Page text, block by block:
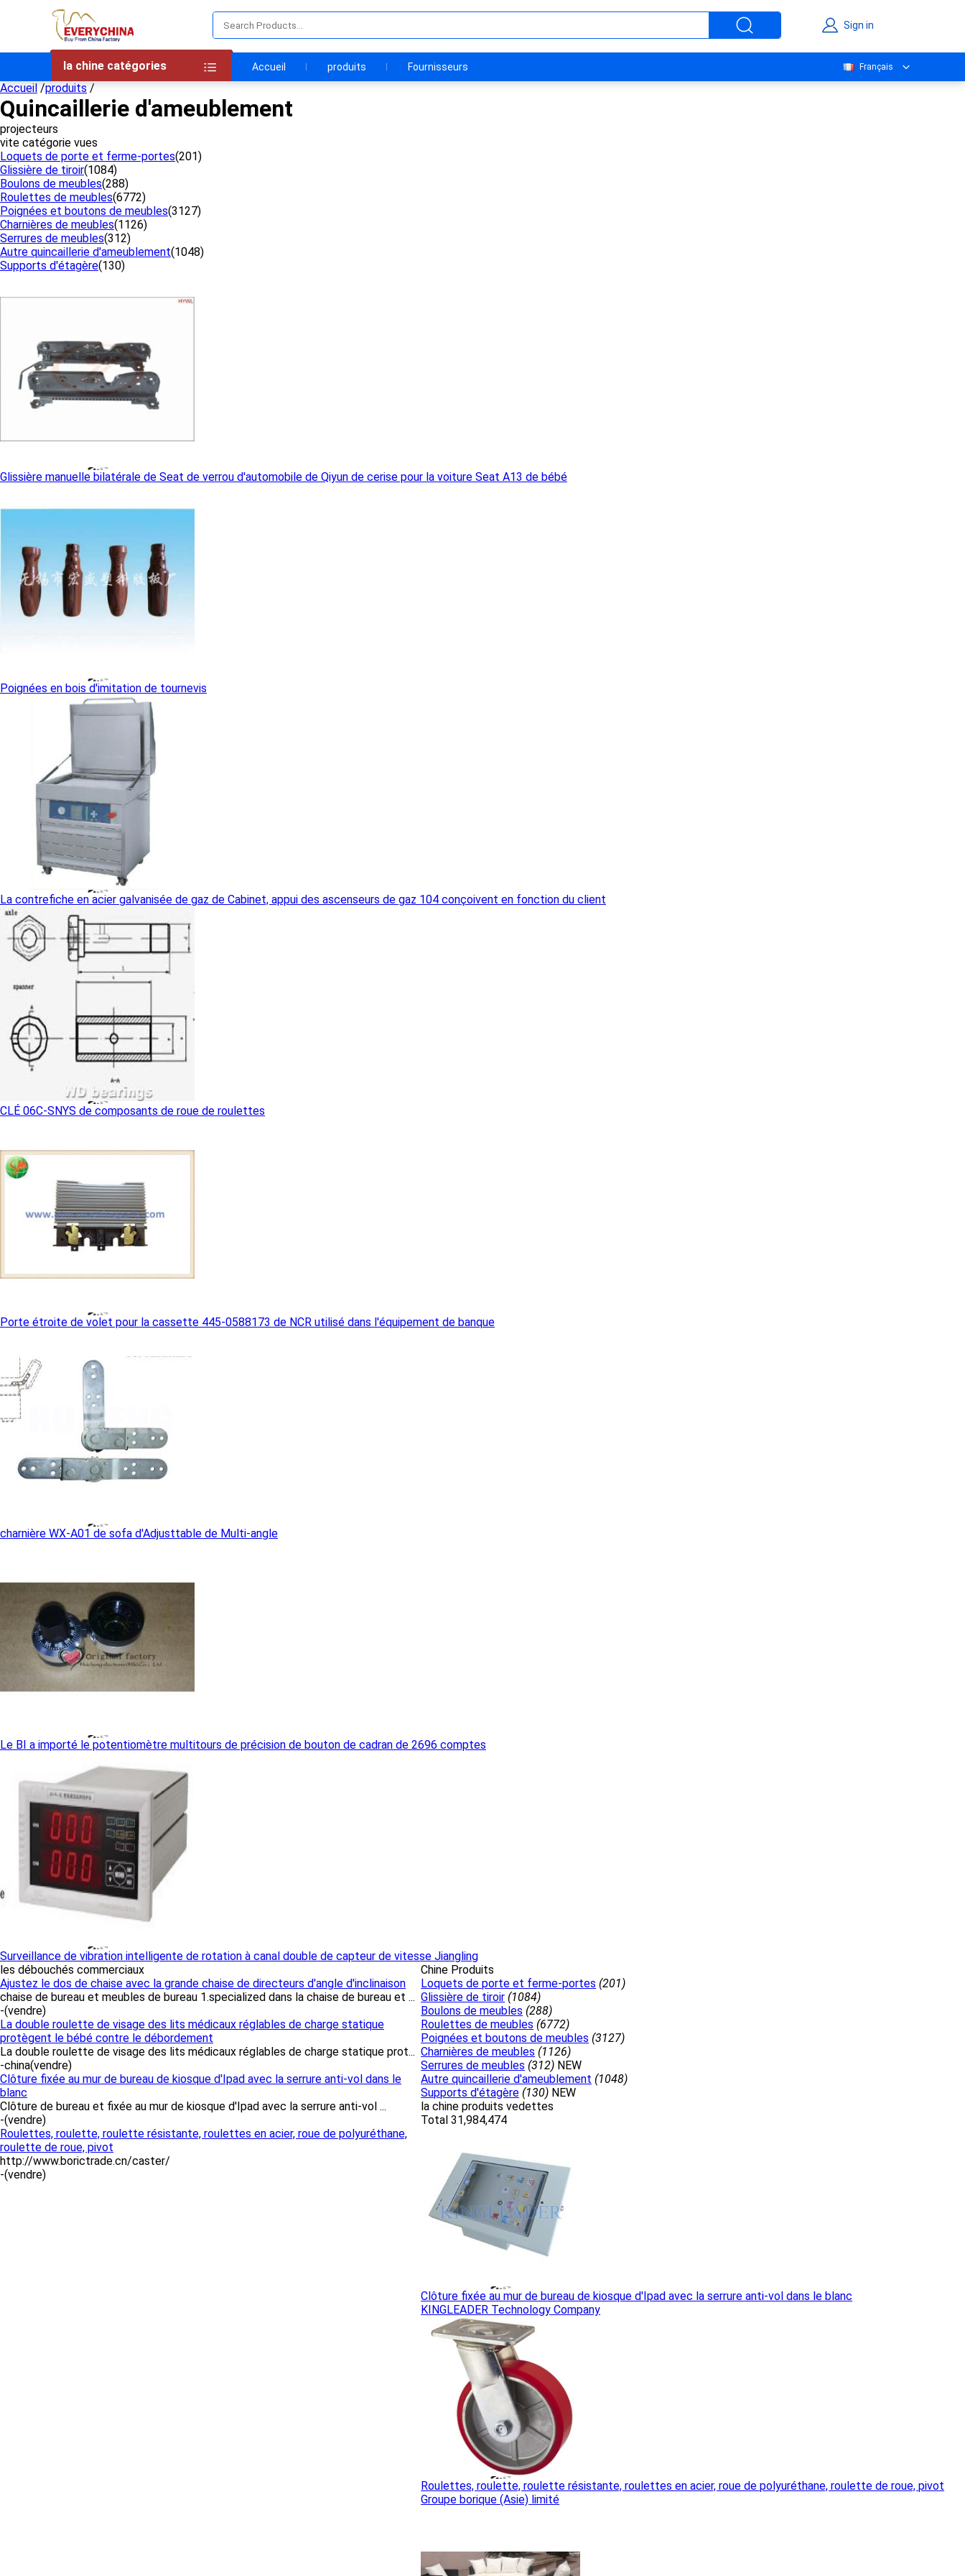
Sign in
la chine catégories Accueil produits Fournisseurs Français
Accueil /produits /
Quincaillerie d'ameublement
projecteurs
vite catégorie vues
Loquets de porte et ferme-portes(201)
Glissière de tiroir(1084)
Boulons de meubles(288)
Roulettes de meubles(6772)
Poignées et boutons de meubles(3127)
Charnières de meubles(1126)
Serrures de meubles(312)
Autre quincaillerie d'ameublement(1048)
Supports d'étagère(130)
Glissière manuelle bilatérale de Seat de verrou d'automobile de Qiyun de cerise pour la voiture Seat A13 de bébé
Poignées en bois d'imitation de tournevis
La contrefiche en acier galvanisée de gaz de Cabinet, appui des ascenseurs de gaz 104 conçoivent en fonction du client
CLÉ 06C-SNYS de composants de roue de roulettes
Porte étroite de volet pour la cassette 445-0588173 de NCR utilisé dans l'équipement de banque
charnière WX-A01 de sofa d'Adjusttable de Multi-angle
Le BI a importé le potentiomètre multitours de précision de bouton de cadran de 2696 comptes
Surveillance de vibration intelligente de rotation à canal double de capteur de vitesse Jiangling
les débouchés commerciaux
Ajustez le dos de chaise avec la grande chaise de directeurs d'angle d'inclinaison
chaise de bureau et meubles de bureau 1.specialized dans la chaise de bureau et ...
-(vendre)
La double roulette de visage des lits médicaux réglables de charge statique
protègent le bébé contre le débordement
La double roulette de visage des lits médicaux réglables de charge statique prot...
-china(vendre)
Clôture fixée au mur de bureau de kiosque d'Ipad avec la serrure anti-vol dans le
blanc
Clôture de bureau et fixée au mur de kiosque d'Ipad avec la serrure anti-vol ...
-(vendre)
Roulettes, roulette, roulette résistante, roulettes en acier, roue de polyuréthane,
roulette de roue, pivot
http://www.borictrade.cn/caster/
-(vendre)
Chine Produits
Loquets de porte et ferme-portes (201)
Glissière de tiroir (1084)
Boulons de meubles (288)
Roulettes de meubles (6772)
Poignées et boutons de meubles (3127)
Charnières de meubles (1126)
Serrures de meubles (312) NEW
Autre quincaillerie d'ameublement (1048)
Supports d'étagère (130) NEW
la chine produits vedettes
Total 31,984,474
Clôture fixée au mur de bureau de kiosque d'Ipad avec la serrure anti-vol dans le blanc
KINGLEADER Technology Company
Roulettes, roulette, roulette résistante, roulettes en acier, roue de polyuréthane, roulette de roue, pivot
Groupe borique (Asie) limité